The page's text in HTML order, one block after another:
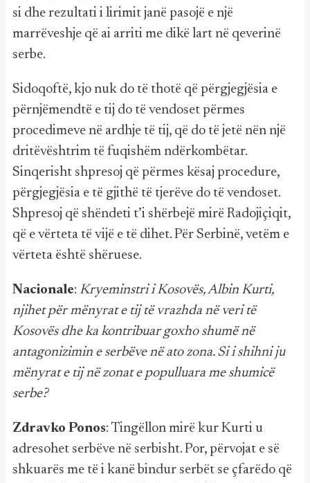
si dhe rezultati i lirimit janë pasojë e një
marrëveshje që ai arriti me dikë lart në qeverinë
serbe.
Sidoqoftë, kjo nuk do të thotë që përgjegjësia e
përnjëmendtë e tij do të vendoset përmes
procedimeve në ardhje të tij, që do të jetë nën një
dritëvështrim të fuqishëm ndërkombëtar.
Sinqerisht shpresoj që përmes kësaj procedure,
përgjegjësia e të gjithë të tjerëve do të vendoset.
Shpresoj që shëndeti t’i shërbejë mirë Radojiçiqit,
që e vërteta të vijë e të dihet. Për Serbinë, vetëm e
vërteta është shëruese.
Nacionale: Kryeminstri i Kosovës, Albin Kurti,
njihet për mënyrat e tij të vrazhda në veri të
Kosovës dhe ka kontribuar goxho shumë në
antagonizimin e serbëve në ato zona. Si i shihni ju
mënyrat e tij në zonat e populluara me shumicë
serbe?
Zdravko Ponos: Tingëllon mirë kur Kurti u
adresohet serbëve në serbisht. Por, përvojat e së
shkuarës me të i kanë bindur serbët se çfarëdo që